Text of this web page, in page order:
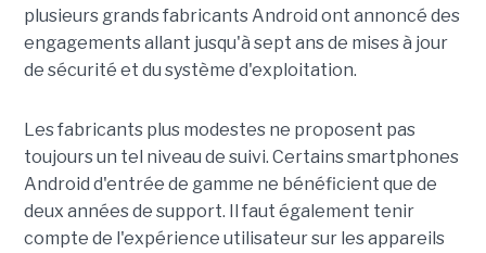
plusieurs grands fabricants Android ont annoncé des
engagements allant jusqu'à sept ans de mises à jour
de sécurité et du système d'exploitation.
Les fabricants plus modestes ne proposent pas
toujours un tel niveau de suivi. Certains smartphones
Android d'entrée de gamme ne bénéficient que de
deux années de support. Il faut également tenir
compte de l'expérience utilisateur sur les appareils